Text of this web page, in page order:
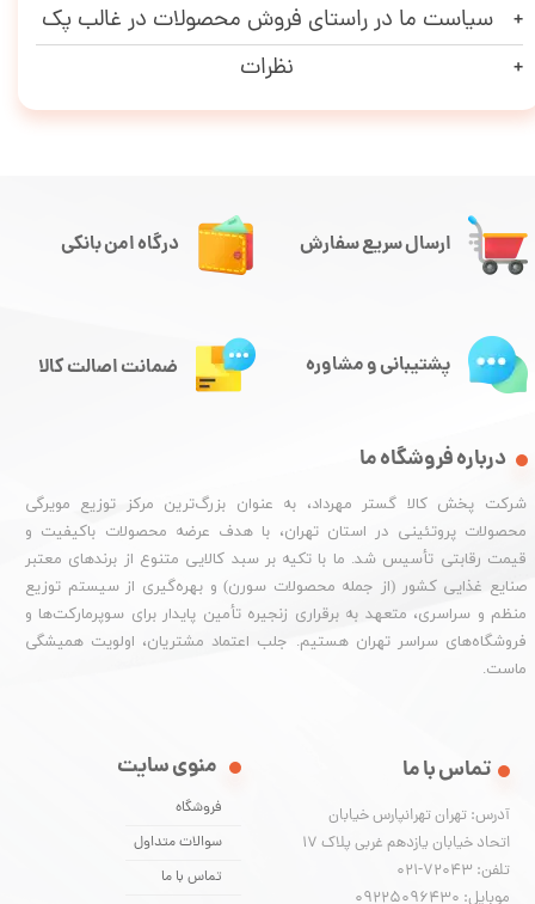
سیاست ما در راستای فروش محصولات در غالب پک
نظرات
ارسال سریع سفارش
درباره فروشگاه ما
شرکت پخش کالا گستر مهرداد، به عنوان بزرگ‌ترین مرکز توزیع مویرگی
محصولات پروتئینی در استان تهران، با هدف عرضه محصولات باکیفیت و
قیمت رقابتی تأسیس شد. ما با تکیه بر سبد کالایی متنوع از برندهای معتبر
صنایع غذایی کشور (از جمله محصولات سورن) و بهره‌گیری از سیستم توزیع
منظم و سراسری، متعهد به برقراری زنجیره تأمین پایدار برای سوپرمارکت‌ها و
فروشگاه‌های سراسر تهران هستیم. جلب اعتماد مشتریان، اولویت همیشگی
ماست.
منوی سایت
فروشگاه
سوالات متداول
تماس با ما
تماس با ما
آدرس: تهران تهرانپارس خیابان
اتحاد خیابان یازدهم غربی پلاک ۱۷
تلفن: 72043-021
موبایل: 09225096430
درگاه امن بانکی
پشتیبانی و مشاوره ضمانت اصالت کالا